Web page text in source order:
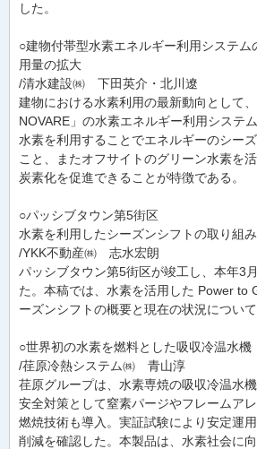
した。
○建物付帯型水素エネルギー利用システム
用量の拡大
/清水建設㈱ 下田英介・北川遼
建物における水素利用の最新動向として
NOVARE」の水素エネルギー利用システ
水素を利用することでエネルギーのシー
こと、またオフサイトのグリーン水素を
炭素化を促進できることが特徴である。
○パッシブタウン第5街区
水素を利用したシーズンシフトの取り組み
/YKK不動産㈱ 志水宏朗
パッシブタウン第5街区が竣工し、本年3
た。本稿では、水素を活用した Power to
ーズンシフトの概要と現在の状況について
○世界初の水素を燃料とした吸収冷温水機
/荏原冷熱システム㈱ 青山淳
荏原グループは、水素専焼の吸収冷温水
安全対策として窒素パージやフレームア
燃焼技術も導入。実証試験により安定運
削減を確認した。本製品は、水素社会に